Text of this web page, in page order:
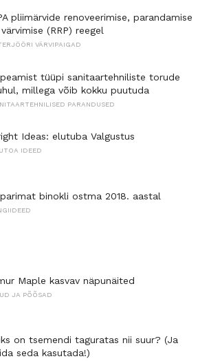
pliimärvide renoveerimise, parandamise
(RRP) reegel
VÄRVIPAIGAD
tüüpi sanitaartehniliste torude
millega võib kokku puutuda
PARANDUSED
Ideas: elutuba Valgustus
IDEED
binokli ostma 2018. aastal
Maple kasvav näpunäited
JA PÕÕSAD
on tsemendi taguratas nii suur? (Ja
seda kasutada!)